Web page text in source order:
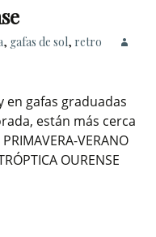
, gafas de sol, retro
en gafas graduadas
están más cerca
VERANO
OURENSE